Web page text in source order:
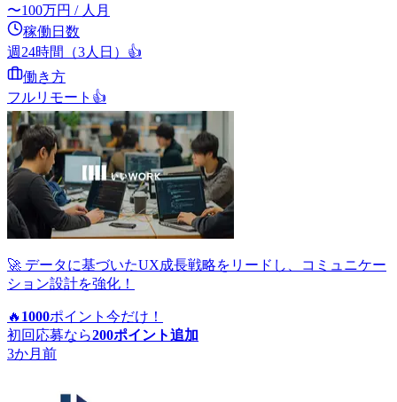
〜100万円 / 人月
稼働日数
週24時間（3人日） 👍
働き方
フルリモート 👍
🚀 データに基づいたUX成長戦略をリードし、コミュニケー
ション設計を強化！
🔥 1000ポイント 今だけ！
初回応募なら200ポイント追加
3か月前